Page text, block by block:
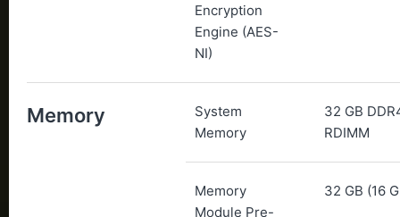
Encryption
Engine (AES-
NI)
Memory
System
Memory
32 GB
RDIMM
Memory
Module Pre-
32 GB (16